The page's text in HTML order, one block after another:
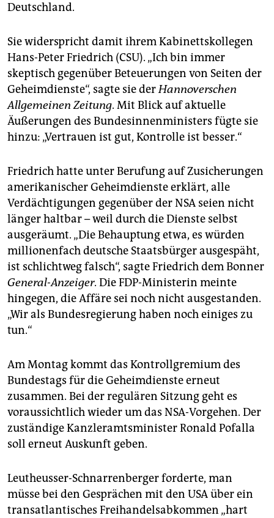
Deutschland.
Sie widerspricht damit ihrem Kabinettskollegen
Hans-Peter Friedrich (CSU). „Ich bin immer
skeptisch gegenüber Beteuerungen von Seiten der
Geheimdienste“, sagte sie derHannoverschen
Allgemeinen Zeitung. Mit Blick auf aktuelle
Äußerungen des Bundesinnenministers fügte sie
hinzu: „Vertrauen ist gut, Kontrolle ist besser.“
Friedrich hatte unter Berufung auf Zusicherungen
amerikanischer Geheimdienste erklärt, alle
Verdächtigungen gegenüber der NSA seien nicht
länger haltbar – weil durch die Dienste selbst
ausgeräumt. „Die Behauptung etwa, es würden
millionenfach deutsche Staatsbürger ausgespäht,
ist schlichtweg falsch“, sagte Friedrich dem Bonner
General-Anzeiger. Die FDP-Ministerin meinte
hingegen, die Affäre sei noch nicht ausgestanden.
„Wir als Bundesregierung haben noch einiges zu
tun.“
Am Montag kommt das Kontrollgremium des
Bundestags für die Geheimdienste erneut
zusammen. Bei der regulären Sitzung geht es
voraussichtlich wieder um das NSA-Vorgehen. Der
zuständige Kanzleramtsminister Ronald Pofalla
soll erneut Auskunft geben.
Leutheusser-Schnarrenberger forderte, man
müsse bei den Gesprächen mit den USA über ein
transatlantisches Freihandelsabkommen „hart